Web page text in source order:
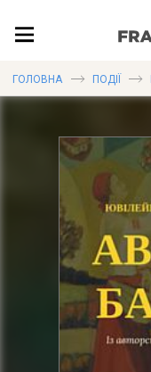
ПУБЛІКАЦІЇ
ГОЛОВНА ПОДІЇ